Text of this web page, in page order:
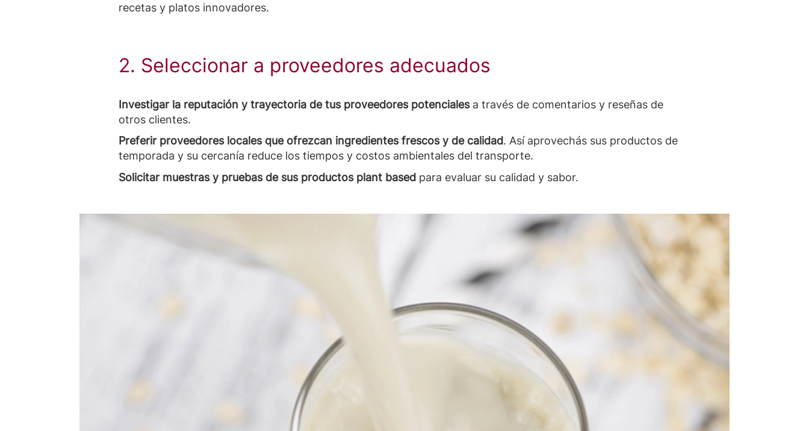
recetas y platos innovadores.
2. Seleccionar a proveedores adecuados
Investigar la reputación y trayectoria de tus proveedores potencialesa través de comentarios y reseñas de
otros clientes.
Preferir proveedores locales que ofrezcan ingredientes frescos y de calidad. Así aprovechás sus productos de
temporada y su cercanía reduce los tiempos y costos ambientales del transporte.
Solicitar muestras y pruebas de sus productos plant based para evaluar su calidad y sabor.